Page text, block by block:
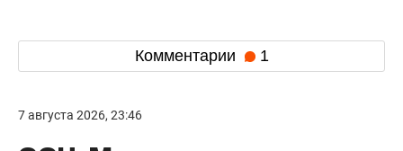
Комментарии 1
7 августа 2026, 23:46